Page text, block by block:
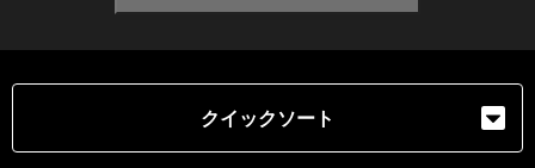
クイックソート